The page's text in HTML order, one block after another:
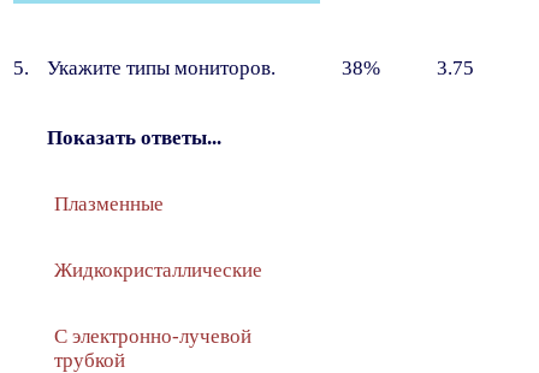
5. Укажите типы мониторов. 38% 3.75
Показать ответы...
Плазменные
Жидкокристаллические
С электронно-лучевой
трубкой